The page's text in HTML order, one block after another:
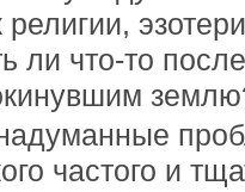
ли что-то
частого и